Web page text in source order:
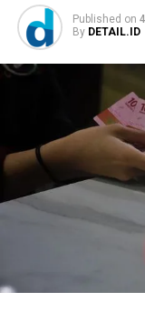
Published on
By DETAIL.ID